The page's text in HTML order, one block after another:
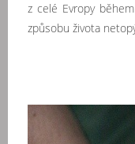
z celé Evropy
způsobu života